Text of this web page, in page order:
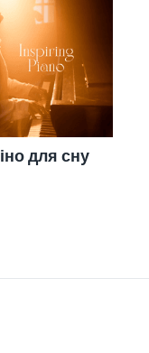
для сну